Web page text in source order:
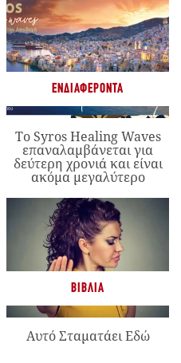
ΕΝΔΙΑΦΈΡΟΝΤΑ
Το Syros Healing Waves
επαναλαμβάνεται για
δεύτερη χρονιά και είναι
ακόμα μεγαλύτερο
ΒΙΒΛΊΑ
Αυτό Σταματάει Εδώ